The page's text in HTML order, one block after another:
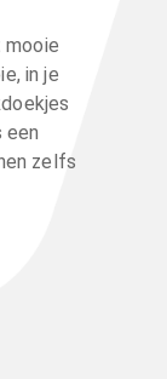
mooie
in je
een
zelfs